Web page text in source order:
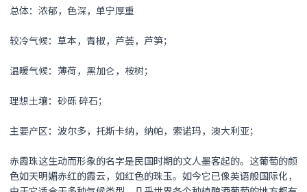
总体：浓郁，色深，单宁厚重
较冷气候：草本，青椒，芦荟，芦笋；
温暖气候：薄荷，黑加仑，桉树；
理想土壤：砂砾 碎石；
主要产区：波尔多，托斯卡纳，纳帕，索诺玛，澳大利亚；
赤霞珠这生动而形象的名字是民国时期的文人墨客起的。这葡萄的颜
色如天明媚赤红的霞云，如红色的珠玉。如今它已像英语般国际化，